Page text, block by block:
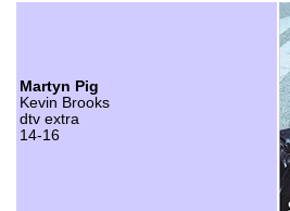
Martyn Pig
Kevin Brooks
dtv extra
14-16